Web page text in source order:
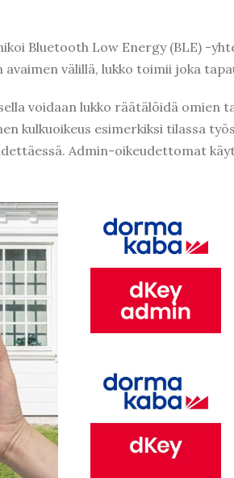
Bluetooth Low Energy (BLE) -
välillä, lukko toimii joka
voidaan lukko räätälöidä omien
kulkuoikeus esimerkiksi tilassa
Admin-oikeudettomat